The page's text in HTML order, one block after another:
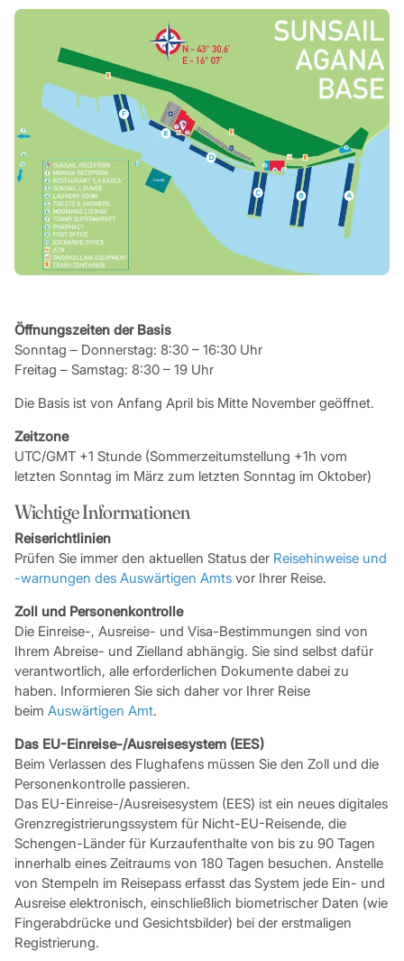
Öffnungszeiten der Basis
Sonntag – Donnerstag: 8:30 – 16:30 Uhr
Freitag – Samstag: 8:30 – 19 Uhr
Die Basis ist von Anfang April bis Mitte November geöffnet.
Zeitzone
UTC/GMT +1 Stunde (Sommerzeitumstellung +1h vom
letzten Sonntag im März zum letzten Sonntag im Oktober)
Wichtige Informationen
Reiserichtlinien
Prüfen Sie immer den aktuellen Status der Reisehinweise und
-warnungen des Auswärtigen Amtsvor Ihrer Reise.
Zoll und Personenkontrolle
Die Einreise-, Ausreise- und Visa-Bestimmungen sind von
Ihrem Abreise- und Zielland abhängig. Sie sind selbst dafür
verantwortlich, alle erforderlichen Dokumente dabei zu
haben. Informieren Sie sich daher vor Ihrer Reise
beim Auswärtigen Amt.
Das EU-Einreise-/Ausreisesystem (EES)
Beim Verlassen des Flughafens müssen Sie den Zoll und die
Personenkontrolle passieren.
Das EU-Einreise-/Ausreisesystem (EES) ist ein neues digitales
Grenzregistrierungssystem für Nicht-EU-Reisende, die
Schengen-Länder für Kurzaufenthalte von bis zu 90 Tagen
innerhalb eines Zeitraums von 180 Tagen besuchen. Anstelle
von Stempeln im Reisepass erfasst das System jede Ein- und
Ausreise elektronisch, einschließlich biometrischer Daten (wie
Fingerabdrücke und Gesichtsbilder) bei der erstmaligen
Registrierung.